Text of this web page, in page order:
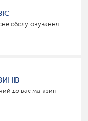
обслуговування
до вас магазин